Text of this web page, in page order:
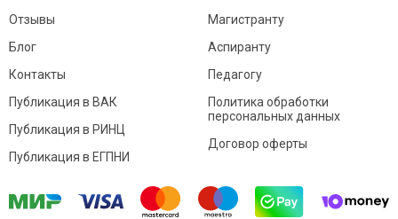
Отзывы
Блог
Контакты
Магистранту
Аспиранту
Педагогу
Публикация в ВАК
Публикация в РИНЦ
Публикация в ЕГПНИ
Политика обработки
персональных данных
Договор оферты